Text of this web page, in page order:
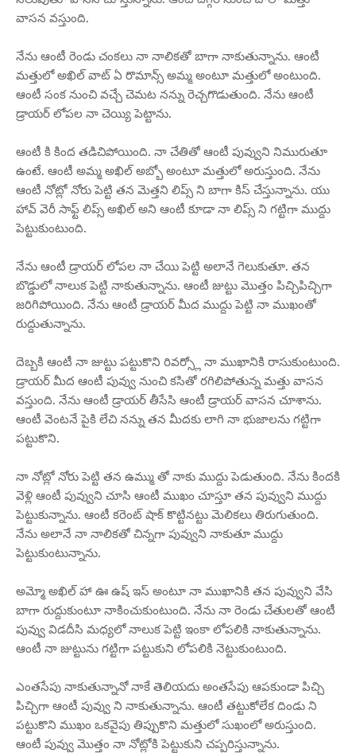
వాసన వస్తుంది.
నేను ఆంటీ రెండు చంకలు నా నాలికతో బాగా నాకుతున్నాను. ఆంటీ
మత్తులో అఖిల్ వాట్ ఏ రొమాన్స్ అమ్మ అంటూ మత్తులో అంటుంది.
ఆంటీ సంక నుంచి వచ్చే చెమట నన్ను రెచ్చగొడుతుంది. నేను ఆంటీ
డ్రాయర్ లోపల నా చెయ్యి పెట్టాను.
ఆంటీ కి కింద తడిచిపోయింది. నా చేతితో ఆంటీ పువ్వుని నిమురుతూ
ఉంటే. ఆంటీ అమ్మ అఖిల్ అబ్బో అంటూ మత్తులో అరుస్తుంది. నేను
ఆంటీ నోట్లో నోరు పెట్టి తన మెత్తని లిప్స్ ని బాగా కిస్ చేస్తున్నాను. యు
హావ్ వెరీ సాఫ్ట్ లిప్స్ అఖిల్ అని ఆంటీ కూడా నా లిప్స్ ని గట్టిగా ముద్దు
పెట్టుకుంటుంది.
నేను ఆంటీ డ్రాయర్ లోపల నా చేయి పెట్టి అలానే గెలుకుతూ. తన
బొడ్డులో నాలుక పెట్టి నాకుతున్నాను. ఆంటీ జుట్టు మొత్తం పిచ్చిపిచ్చిగా
జరిగిపోయింది. నేను ఆంటీ డ్రాయర్ మీద ముద్దు పెట్టి నా ముఖంతో
రుద్దుతున్నాను.
దెబ్బకి ఆంటీ నా జుట్టు పట్టుకొని రివర్స్లో నా ముఖానికి రాసుకుంటుంది.
డ్రాయర్ మీద ఆంటీ పువ్వు నుంచి కసితో రగిలిపోతున్న మత్తు వాసన
వస్తుంది. నేను ఆంటీ డ్రాయర్ తీసేసి ఆంటీ డ్రాయర్ వాసన చూశాను.
ఆంటీ వెంటనే పైకి లేచి నన్ను తన మీదకు లాగి నా భుజాలను గట్టిగా
పట్టుకొని.
నా నోట్లో నోరు పెట్టి తన ఉమ్ము తో నాకు ముద్దు పెడుతుంది. నేను కిందకి
వెళ్లి ఆంటీ పువ్వుని చూసి ఆంటీ ముఖం చూస్తూ తన పువ్వుని ముద్దు
పెట్టుకున్నాను. ఆంటీ కరెంట్ షాక్ కొట్టినట్టు మెలికలు తిరుగుతుంది.
నేను అలానే నా నాలికతో చిన్నగా పువ్వుని నాకుతూ ముద్దు
పెట్టుకుంటున్నాను.
అమ్మో అఖిల్ హా ఊ ఉష్ ఇస్ అంటూ నా ముఖానికి తన పువ్వుని వేసి
బాగా రుద్దుకుంటూ నాకించుకుంటుంది. నేను నా రెండు చేతులతో ఆంటీ
పువ్వు విడదీసి మధ్యలో నాలుక పెట్టి ఇంకా లోపలికి నాకుతున్నాను.
ఆంటీ నా జుట్టును గట్టిగా పట్టుకుని లోపలికి నెట్టుకుంటుంది.
ఎంతసేపు నాకుతున్నానో నాకే తెలియదు అంతసేపు ఆపకుండా పిచ్చి
పిచ్చిగా ఆంటీ పువ్వు ని నాకుతున్నాను. ఆంటీ తట్టుకోలేక దిండు ని
పట్టుకొని ముఖం ఒకవైపు తిప్పుకొని మత్తులో సుఖంలో అరుస్తుంది.
ఆంటీ పువ్వు మొత్తం నా నోట్లోకి పెట్టుకుని చప్పరిస్తున్నాను.